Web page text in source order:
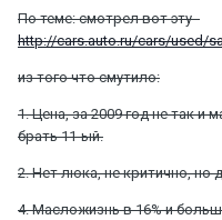
По теме: смотрел вот эту -
http://cars.auto.ru/cars/used/
из того что смутило:
1. Цена, за 2009 год не так и
брать 11-ый.
2. Нет люка, не критично, но
4. Масложизнь в 16% и